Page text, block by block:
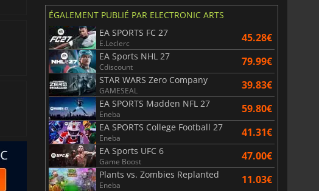
ÉGALEMENT PUBLIÉ PAR ELECTRONIC ARTS
EA SPORTS FC 27
E.Leclerc 45.28€
EA Sports NHL 27
Cdiscount 79.99€
STAR WARS Zero Company
GAMESEAL 39.83€
EA SPORTS Madden NFL 27
Eneba 59.80€
EA SPORTS College Football 27
Eneba 41.31€
EA Sports UFC 6
Game Boost 47.00€
Plants vs. Zombies Replanted
Eneba 11.03€